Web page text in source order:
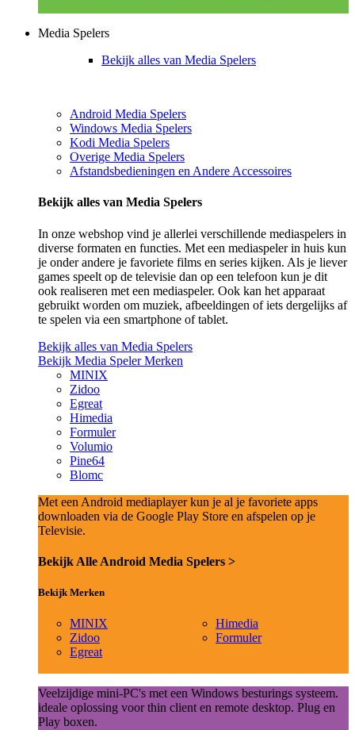
Media Spelers
Bekijk alles van Media Spelers
Android Media Spelers
Windows Media Spelers
Kodi Media Spelers
Overige Media Spelers
Afstandsbedieningen en Andere Accessoires
Bekijk alles van Media Spelers
In onze webshop vind je allerlei verschillende mediaspelers in
diverse formaten en functies. Met een mediaspeler in huis kun
je onder andere je favoriete films en series kijken. Als je liever
games speelt op de televisie dan op een telefoon kun je dit
ook realiseren met een mediaspeler. Ook kan het apparaat
gebruikt worden om muziek, afbeeldingen of iets dergelijks af
te spelen via een smartphone of tablet.
Bekijk alles van Media Spelers
Bekijk Media Speler Merken
MINIX
Zidoo
Egreat
Himedia
Formuler
Volumio
Pine64
Blomc
Met een Android mediaplayer kun je al je favoriete apps
downloaden via de Google Play Store en afspelen op je
Televisie.
Bekijk Alle Android Media Spelers >
Bekijk Merken
MINIX
Zidoo
Egreat
Himedia
Formuler
Veelzijdige mini-PC's met een Windows besturings systeem.
ideale oplossing voor thin client en remote desktop. Plug en
Play boxen.